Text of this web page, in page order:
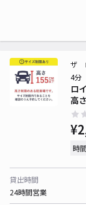
ロ
高
ザ
4分
時
貸出時間
24時間営業